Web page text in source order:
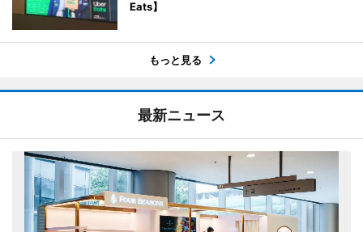
Eats】
もっと見る
最新ニュース